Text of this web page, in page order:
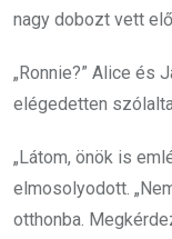
nagy dobozt vett
„Ronnie?” Alice és
elégedetten
„Látom, önök is
elmosolyodott.
otthonba.